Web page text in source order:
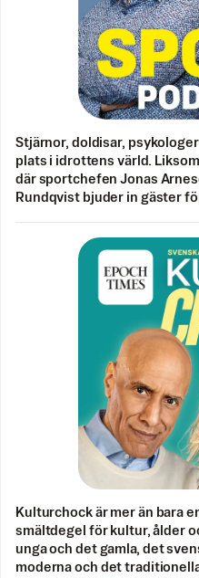
Stjärnor, doldisar,
plats i idrottens värld.
där sportchefen Jonas
Rundqvist bjuder in gäster
Kulturchock är mer än bara
smältdegel för kultur, ålder
unga och det gamla, det
moderna och det